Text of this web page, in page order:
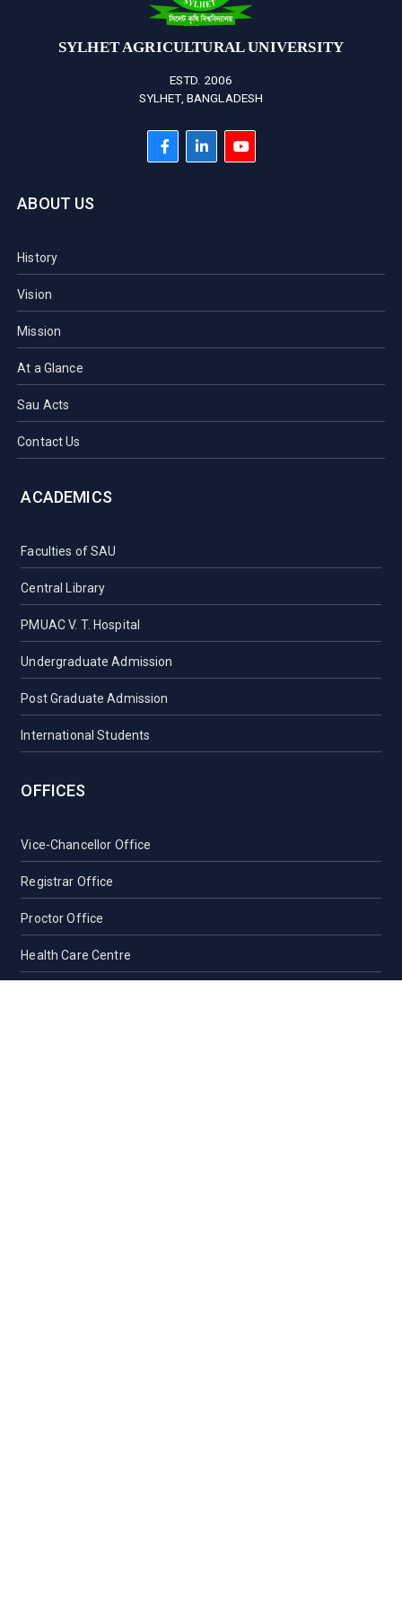
SYLHET AGRICULTURAL UNIVERSITY
ESTD. 2006
SYLHET, BANGLADESH
ABOUT US
History
Vision
Mission
At a Glance
Sau Acts
Contact Us
ACADEMICS
Faculties of SAU
Central Library
PMUAC V. T. Hospital
Undergraduate Admission
Post Graduate Admission
International Students
OFFICES
Vice-Chancellor Office
Registrar Office
Proctor Office
Health Care Centre